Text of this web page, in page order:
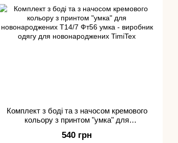
Комплект з боді та з начосом кремового
кольору з принтом "умка" для
540 грн